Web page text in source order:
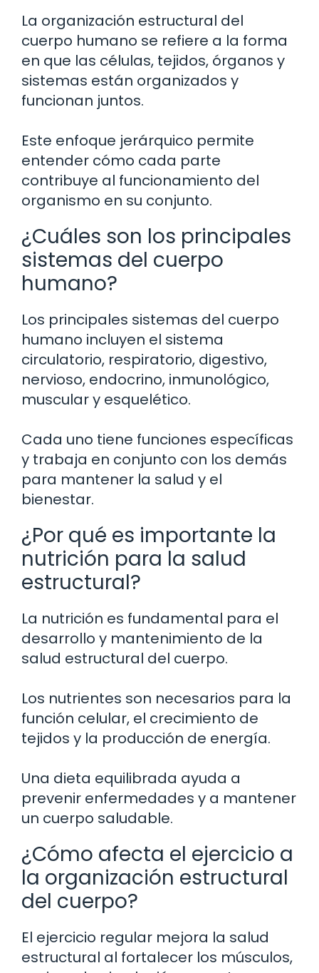
La organización estructural del
cuerpo humano se refiere a la forma
en que las células, tejidos, órganos y
sistemas están organizados y
funcionan juntos.
Este enfoque jerárquico permite
entender cómo cada parte
contribuye al funcionamiento del
organismo en su conjunto.
¿Cuáles son los principales
sistemas del cuerpo
humano?
Los principales sistemas del cuerpo
humano incluyen el sistema
circulatorio, respiratorio, digestivo,
nervioso, endocrino, inmunológico,
muscular y esquelético.
Cada uno tiene funciones específicas
y trabaja en conjunto con los demás
para mantener la salud y el
bienestar.
¿Por qué es importante la
nutrición para la salud
estructural?
La nutrición es fundamental para el
desarrollo y mantenimiento de la
salud estructural del cuerpo.
Los nutrientes son necesarios para la
función celular, el crecimiento de
tejidos y la producción de energía.
Una dieta equilibrada ayuda a
prevenir enfermedades y a mantener
un cuerpo saludable.
¿Cómo afecta el ejercicio a
la organización estructural
del cuerpo?
El ejercicio regular mejora la salud
estructural al fortalecer los músculos,